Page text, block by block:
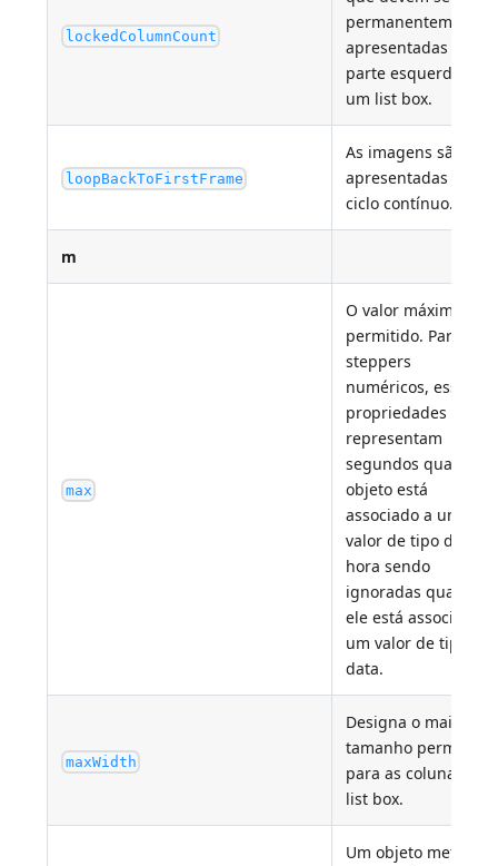
lockedColumnCount
permanentemente
apresentadas na
parte esquerda de
um list box.
loopBackToFirstFrame
As imagens são
apresentadas num
ciclo contínuo.
m
max
O valor máximo
permitido. Para
steppers
numéricos, essas
propriedades
representam
segundos quando o
objeto está
associado a um
valor de tipo de
hora sendo
ignoradas quando
ele está associado a
um valor de tipo de
data.
maxWidth
Designa o maior
tamanho permitido
para as colunas do
list box.
Um objeto meta